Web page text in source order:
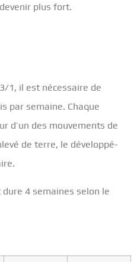
plus fort.
1, il est nécessaire de
par semaine. Chaque
d’un des mouvements de
de terre, le développé-
dure 4 semaines selon le